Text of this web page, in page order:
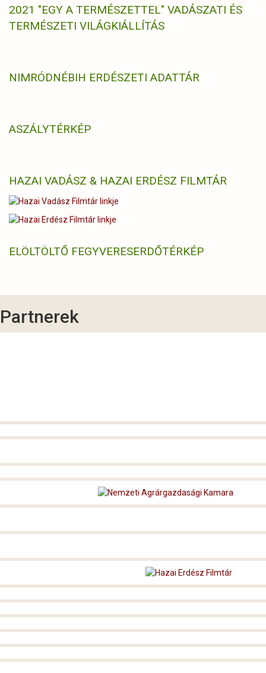
2021 "EGY A TERMÉSZETTEL" VADÁSZATI ÉS
TERMÉSZETI VILÁGKIÁLLÍTÁS
NIMRÓDNÉBIH ERDÉSZETI ADATTÁR
ASZÁLYTÉRKÉP
HAZAI VADÁSZ & HAZAI ERDÉSZ FILMTÁR
ELÖLTÖLTŐ FEGYVERESERDŐTÉRKÉP
Partnerek